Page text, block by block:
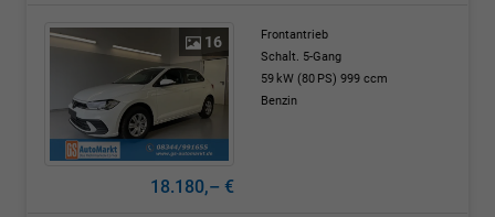
16
Frontantrieb
Schalt. 5-Gang
59 kW (80 PS) 999 ccm
Benzin
18.180,– €